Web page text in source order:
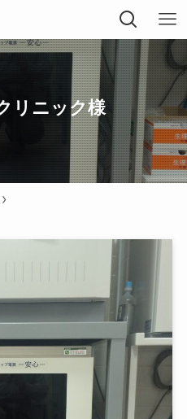
リニック様